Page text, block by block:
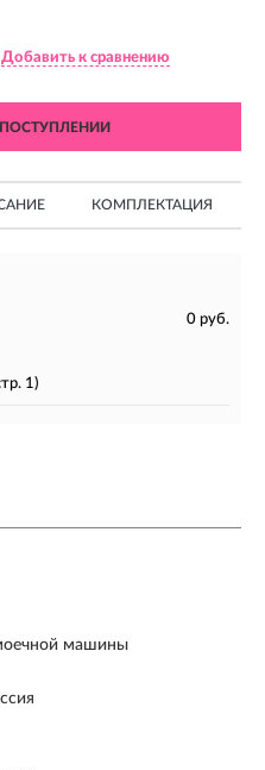
Добавить к сравнению
КОМПЛЕКТАЦИЯ
0 руб.
1)
машины